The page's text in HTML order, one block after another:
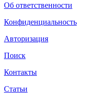
Об ответственности
Конфиденциальность
Авторизация
Поиск
Контакты
Статьи